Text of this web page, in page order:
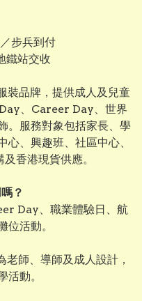
步兵到付
鐵站交收
品牌，提供成人及兒童
、Career Day、世界
。服務對象包括家長、學
、興趣班、社區中心、
香港現貨供應。
？
Day、職業體驗日、航
位活動。
師、導師及成人設計，
活動。